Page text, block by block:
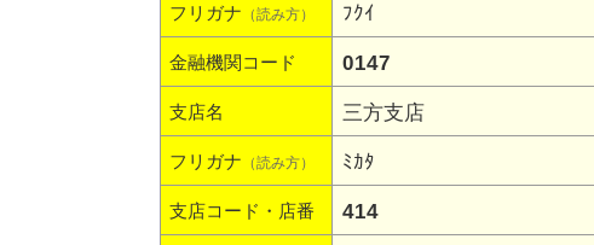
フリガナ （読み方） ﾌｸｲ
金融機関コード 0147
支店名 三方支店
フリガナ （読み方） ﾐｶﾀ
支店コード・店番 414